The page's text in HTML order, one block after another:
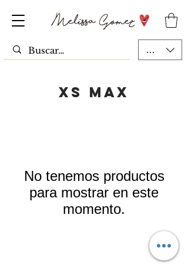
MXN ($)
XS MAX
No tenemos productos
para mostrar en este
momento.